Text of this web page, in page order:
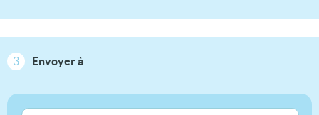
3 Envoyer à